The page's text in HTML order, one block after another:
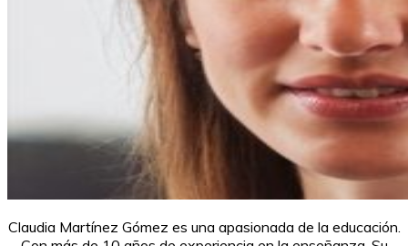
Claudia Martínez Gómez es una apasionada de la educación.